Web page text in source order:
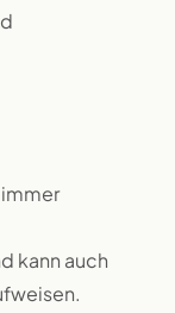
kann auch